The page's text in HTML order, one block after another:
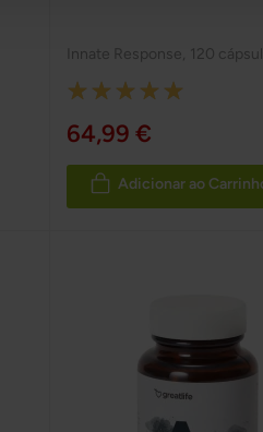
Innate Response 120
Rating:
100%
64,99 €
Adicionar ao